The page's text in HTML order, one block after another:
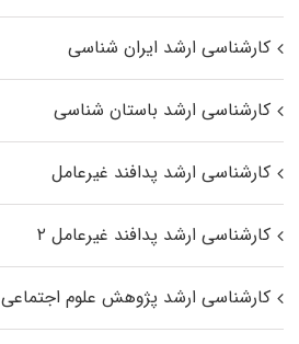
کارشناسی ارشد ایران شناسی
کارشناسی ارشد باستان شناسی
کارشناسی ارشد پدافند غیرعامل
کارشناسی ارشد پدافند غیرعامل ۲
کارشناسی ارشد پژوهش علوم اجتماعی